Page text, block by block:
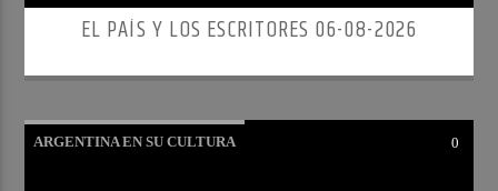
EL PAÍS Y LOS ESCRITORES 06-08-2026
ARGENTINA EN SU CULTURA 0